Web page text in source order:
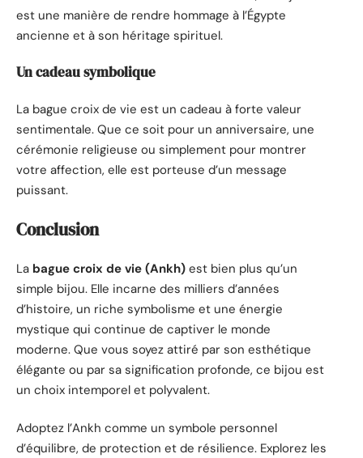
est une manière de rendre hommage à l’Égypte
ancienne et à son héritage spirituel.
Un cadeau symbolique
La bague croix de vie est un cadeau à forte valeur
sentimentale. Que ce soit pour un anniversaire, une
cérémonie religieuse ou simplement pour montrer
votre affection, elle est porteuse d’un message
puissant.
Conclusion
La bague croix de vie (Ankh) est bien plus qu’un
simple bijou. Elle incarne des milliers d’années
d’histoire, un riche symbolisme et une énergie
mystique qui continue de captiver le monde
moderne. Que vous soyez attiré par son esthétique
élégante ou par sa signification profonde, ce bijou est
un choix intemporel et polyvalent.
Adoptez l’Ankh comme un symbole personnel
d’équilibre, de protection et de résilience. Explorez les